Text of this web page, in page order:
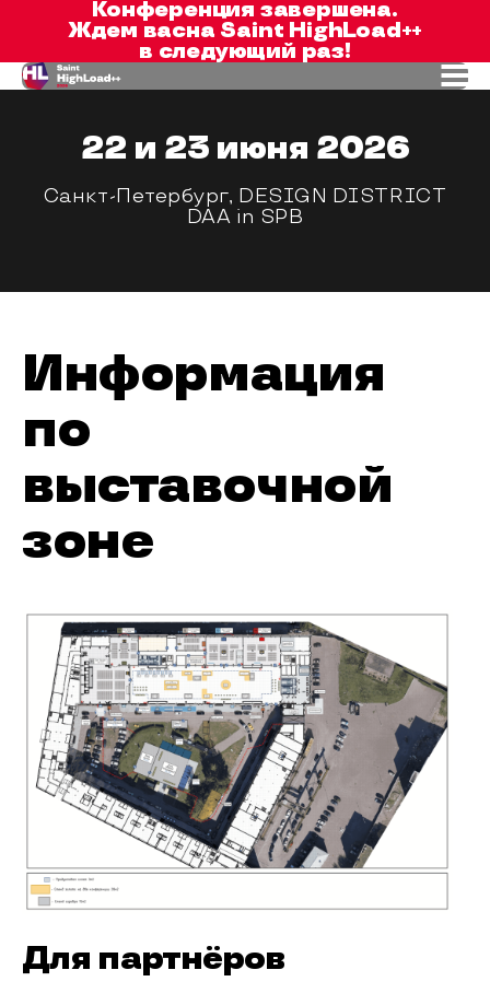
Конференция завершена.
Ждем васна Saint HighLoad++
в следующий раз!
22 и 23 июня 2026
Санкт-Петербург, DESIGN DISTRICT
DAA in SPB
Информация
по
выставочной
зоне
Для партнёров